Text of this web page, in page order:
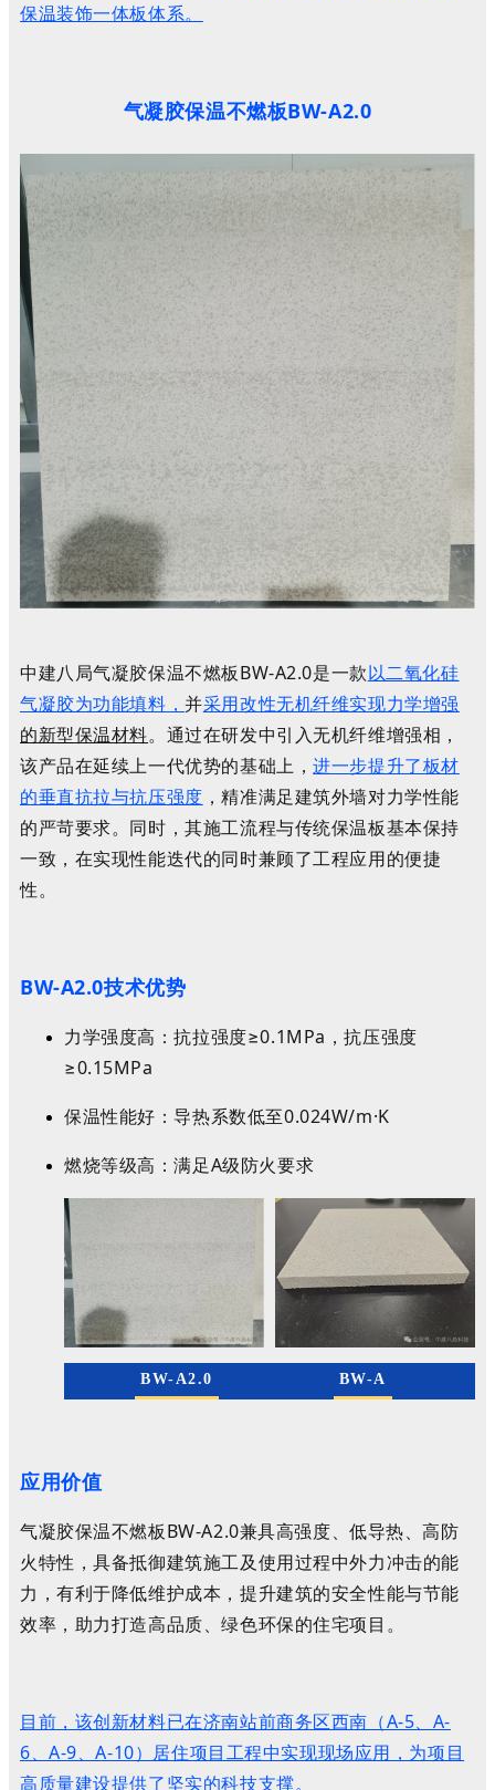
保温装饰一体板体系。
气凝胶保温不燃板BW-A2.0
中建八局气凝胶保温不燃板BW-A2.0是一款以二氧化硅
气凝胶为功能填料，并采用改性无机纤维实现力学增强
的新型保温材料。通过在研发中引入无机纤维增强相，
该产品在延续上一代优势的基础上，进一步提升了板材
的垂直抗拉与抗压强度 ，精准满足建筑外墙对力学性能
的严苛要求。同时，其施工流程与传统保温板基本保持
一致，在实现性能迭代的同时兼顾了工程应用的便捷
性。
BW-A2.0技术优势
力学强度高：抗拉强度≥0.1MPa，抗压强度
≥0.15MPa
保温性能好：导热系数低至0.024W/m·K
燃烧等级高：满足A级防火要求
BW-A2.0 BW-A
应用价值
气凝胶保温不燃板BW-A2.0兼具高强度、低导热、高防
火特性，具备抵御建筑施工及使用过程中外力冲击的能
力，有利于降低维护成本，提升建筑的安全性能与节能
效率，助力打造高品质、绿色环保的住宅项目。
目前，该创新材料已在济南站前商务区西南（A-5、A-
6、A-9、A-10）居住项目工程中实现现场应用，为项目
高质量建设提供了坚实的科技支撑。